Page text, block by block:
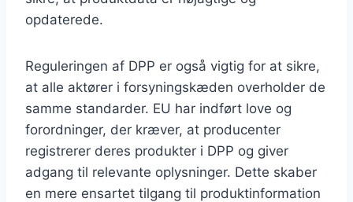
opdaterede.
Reguleringen af DPP er også vigtig for at sikre,
at alle aktører i forsyningskæden overholder de
samme standarder. EU har indført love og
forordninger, der kræver, at producenter
registrerer deres produkter i DPP og giver
adgang til relevante oplysninger. Dette skaber
en mere ensartet tilgang til produktinformation